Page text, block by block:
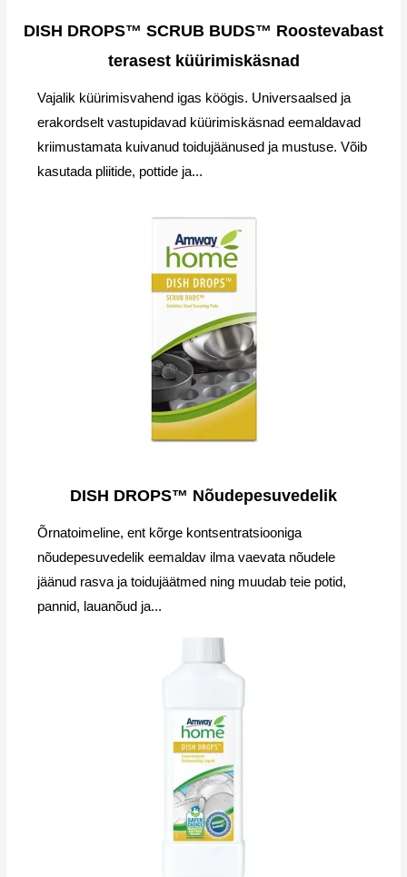
DISH DROPS™ SCRUB BUDS™ Roostevabast
terasest küürimiskäsnad
Vajalik küürimisvahend igas köögis. Universaalsed ja
erakordselt vastupidavad küürimiskäsnad eemaldavad
kriimustamata kuivanud toidujäänused ja mustuse. Võib
kasutada pliitide, pottide ja...
DISH DROPS™ Nõudepesuvedelik
Õrnatoimeline, ent kõrge kontsentratsiooniga
nõudepesuvedelik eemaldav ilma vaevata nõudele
jäänud rasva ja toidujäätmed ning muudab teie potid,
pannid, lauanõud ja...